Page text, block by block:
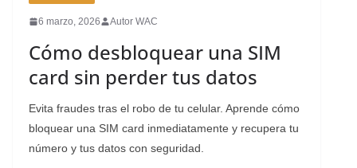
6 marzo, 2026 Autor WAC
Cómo desbloquear una SIM
card sin perder tus datos
Evita fraudes tras el robo de tu celular. Aprende cómo
bloquear una SIM card inmediatamente y recupera tu
número y tus datos con seguridad.